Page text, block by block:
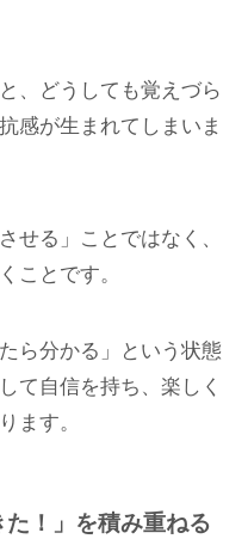
、どうしても覚えづら
感が生まれてしまいま
せる」ことではなく、
ことです。
ら分かる」という状態
て自信を持ち、楽しく
ます。
！」を積み重ねる